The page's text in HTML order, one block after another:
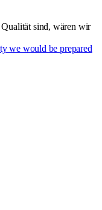
sind, wären wir
we would be prepared